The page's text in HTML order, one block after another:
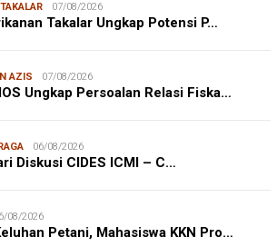
07/08/2026
Takalar Ungkap Potensi P…
AZIS 07/08/2026
Ungkap Persoalan Relasi Fiska…
06/08/2026
Diskusi CIDES ICMI – C…
08/2026
Petani, Mahasiswa KKN Pro…